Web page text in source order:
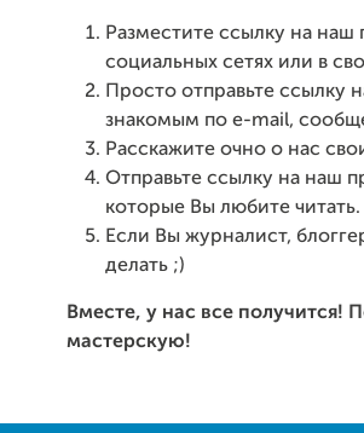
Разместите ссылку на
социальных сетях или в
Просто отправьте ссылку
знакомым по e-mail,
Расскажите очно о нас
Отправьте ссылку на наш
которые Вы любите читать.
Если Вы журналист,
делать ;)
Вместе, у нас все получится!
мастерскую!